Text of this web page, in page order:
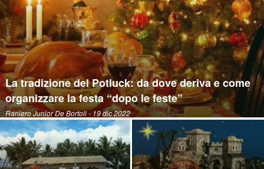
La tradizione del Potluck: da dove deriva e come
organizzare la festa “dopo le feste”
Raniero Junior De Bortoli- 19 dic 2022